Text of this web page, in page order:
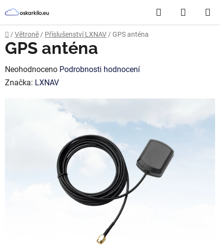
na
obsah
Hledat
KOŠÍK
Domů
/ Větroně / Příslušenství LXNAV / GPS anténa
GPS anténa
Průměrné
hodnocení
Neohodnoceno Podrobnosti hodnocení
Značka: LXNAV